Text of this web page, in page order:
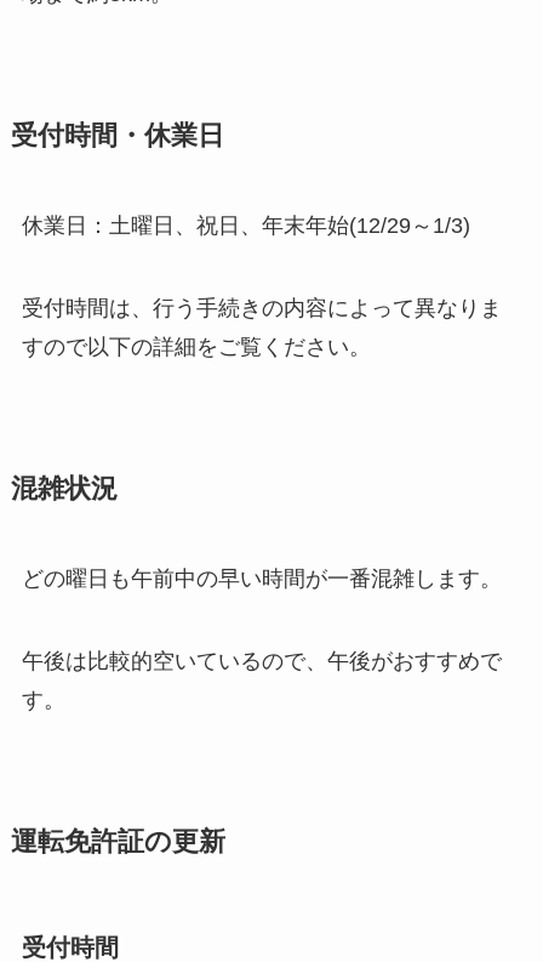
受付時間・休業日
休業日：土曜日、祝日、年末年始(12/29～1/3)
受付時間は、行う手続きの内容によって異なりま
すので以下の詳細をご覧ください。
混雑状況
どの曜日も午前中の早い時間が一番混雑します。
午後は比較的空いているので、午後がおすすめで
す。
運転免許証の更新
受付時間